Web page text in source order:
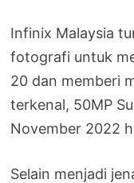
Infinix Malaysia
fotografi untuk
20 dan memberi
terkenal, 50MP
November 2022
Selain menjadi